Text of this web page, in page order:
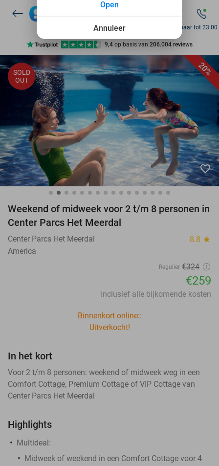
Ontdek 15.000+ deals
7 dagen per week beschikbaar
10+ miljoen leden
9,4 op basis van206.004 reviews
Ontdek 15.000+ deals
7 dagen per week beschikbaar
10+ miljoen leden
Bereikbaar tot 23:00
20%
SOLD
OUT
favorite_border
Weekend of midweek voor 2 t/m 8 personen in
Center Parcs Het Meerdal
Center Parcs Het Meerdal 8.8 star
America
Regulier €324
€259
Inclusief alle bijkomende kosten
Binnenkort online::
Uitverkocht!
In het kort
Voor 2 t/m 8 personen: weekend of midweek weg in een
Comfort Cottage, Premium Cottage of VIP Cottage van
Center Parcs Het Meerdal
Highlights
Multideal:
Midweek of weekend in een Comfort Cottage voor 4
Annuleer
Open